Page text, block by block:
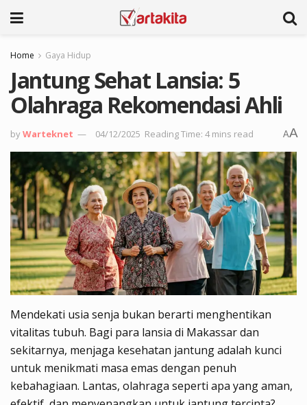
Home Gaya Hidup
Jantung Sehat Lansia: 5
Olahraga Rekomendasi Ahli
byWarteknet 04/12/2025 Reading Time: 4 mins read AA
Mendekati usia senja bukan berarti menghentikan
vitalitas tubuh. Bagi para lansia di Makassar dan
sekitarnya, menjaga kesehatan jantung adalah kunci
untuk menikmati masa emas dengan penuh
kebahagiaan. Lantas, olahraga seperti apa yang aman,